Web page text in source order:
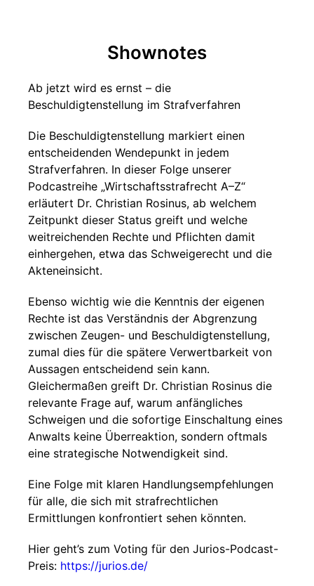
Shownotes
Ab jetzt wird es ernst – die
Beschuldigtenstellung im Strafverfahren
Die Beschuldigtenstellung markiert einen
entscheidenden Wendepunkt in jedem
Strafverfahren. In dieser Folge unserer
Podcastreihe „Wirtschaftsstrafrecht A–Z“
erläutert Dr. Christian Rosinus, ab welchem
Zeitpunkt dieser Status greift und welche
weitreichenden Rechte und Pflichten damit
einhergehen, etwa das Schweigerecht und die
Akteneinsicht.
Ebenso wichtig wie die Kenntnis der eigenen
Rechte ist das Verständnis der Abgrenzung
zwischen Zeugen- und Beschuldigtenstellung,
zumal dies für die spätere Verwertbarkeit von
Aussagen entscheidend sein kann.
Gleichermaßen greift Dr. Christian Rosinus die
relevante Frage auf, warum anfängliches
Schweigen und die sofortige Einschaltung eines
Anwalts keine Überreaktion, sondern oftmals
eine strategische Notwendigkeit sind.
Eine Folge mit klaren Handlungsempfehlungen
für alle, die sich mit strafrechtlichen
Ermittlungen konfrontiert sehen könnten.
Hier geht’s zum Voting für den Jurios-Podcast-
Preis: https://jurios.de/